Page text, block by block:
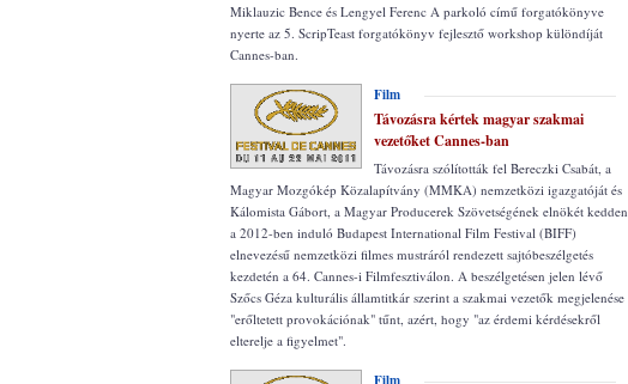
Miklauzic Bence és Lengyel Ferenc A parkoló című forgatókönyve
nyerte az 5. ScripTeast forgatókönyv fejlesztő workshop különdíját
Cannes-ban.
Film
Távozásra kértek magyar szakmai
vezetőket Cannes-ban
Távozásra szólították fel Bereczki Csabát, a
Magyar Mozgókép Közalapítvány (MMKA) nemzetközi igazgatóját és
Kálomista Gábort, a Magyar Producerek Szövetségének elnökét kedden
a 2012-ben induló Budapest International Film Festival (BIFF)
elnevezésű nemzetközi filmes mustráról rendezett sajtóbeszélgetés
kezdetén a 64. Cannes-i Filmfesztiválon. A beszélgetésen jelen lévő
Szőcs Géza kulturális államtitkár szerint a szakmai vezetők megjelenése
"erőltetett provokációnak" tűnt, azért, hogy "az érdemi kérdésekről
elterelje a figyelmet".